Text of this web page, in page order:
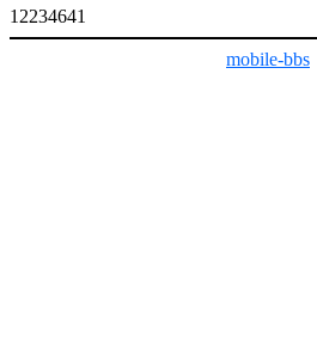
12234641
mobile-bbs